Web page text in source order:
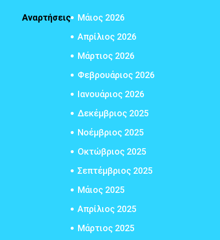
Αναρτήσεις
Μάιος 2026
Απρίλιος 2026
Μάρτιος 2026
Φεβρουάριος 2026
Ιανουάριος 2026
Δεκέμβριος 2025
Νοέμβριος 2025
Οκτώβριος 2025
Σεπτέμβριος 2025
Μάιος 2025
Απρίλιος 2025
Μάρτιος 2025